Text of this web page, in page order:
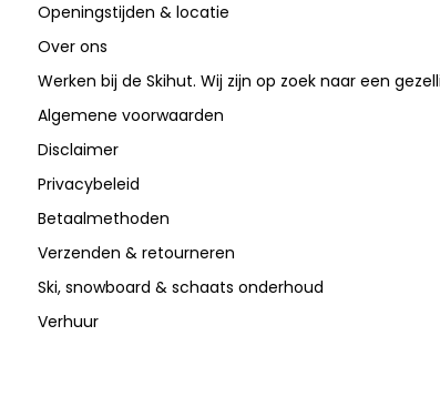
Openingstijden & locatie
Over ons
Werken bij de Skihut. Wij zijn op zoek naar een
Algemene voorwaarden
Disclaimer
Privacybeleid
Betaalmethoden
Verzenden & retourneren
Ski, snowboard & schaats onderhoud
Verhuur